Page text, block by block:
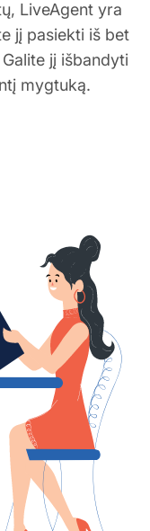
LiveAgent yra
jį pasiekti iš bet
jį išbandyti
mygtuką.